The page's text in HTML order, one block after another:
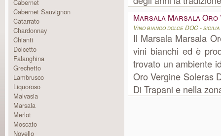
Cabernet
Cabernet Sauvignon
Catarrato
Chardonnay
Chianti
Dolcetto
Falanghina
Grechetto
Lambrusco
Liquoroso
Malvasia
Marsala
Merlot
Moscato
Novello
Marsala Marsala
Vino bianco dolce DOC - sicilia
Il Marsala Marsala
vini bianchi ed è
trovato un ambiente
Oro Vergine Soleras
Di Trapani e nella